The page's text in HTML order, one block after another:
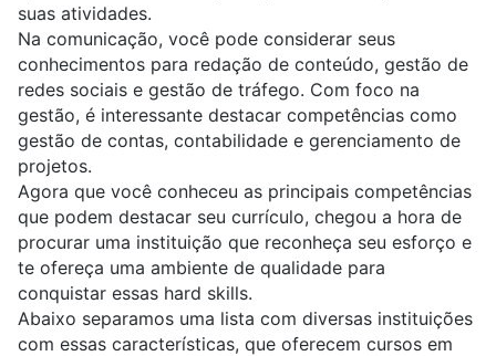
suas atividades.
Na comunicação, você pode considerar seus
conhecimentos para redação de conteúdo, gestão de
redes sociais e gestão de tráfego. Com foco na
gestão, é interessante destacar competências como
gestão de contas, contabilidade e gerenciamento de
projetos.
Agora que você conheceu as principais competências
que podem destacar seu currículo, chegou a hora de
procurar uma instituição que reconheça seu esforço e
te ofereça uma ambiente de qualidade para
conquistar essas hard skills.
Abaixo separamos uma lista com diversas instituições
com essas características, que oferecem cursos em